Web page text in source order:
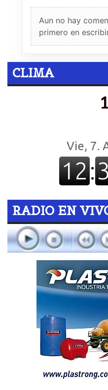
Aun no hay
primero en
CLIMA
RADIO EN